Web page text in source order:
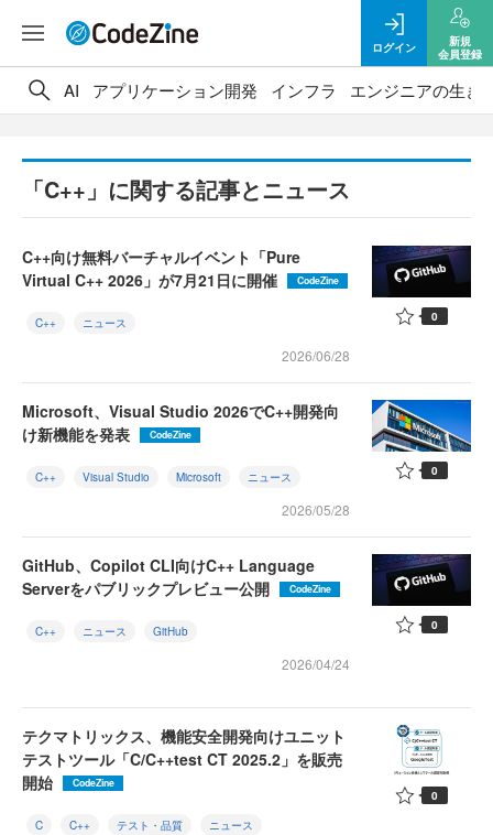
ログイン
新規
会員登録
AI アプリケーション開発 インフラ エンジニアの生き
「C++」に関する記事とニュース
C++向け無料バーチャルイベント「Pure
Virtual C++ 2026」が7月21日に開催
CodeZine
C++ ニュース
2026/06/28
0
Microsoft、Visual Studio 2026でC++開発向
け新機能を発表
CodeZine
C++ Visual Studio Microsoft ニュース
2026/05/28
0
GitHub、Copilot CLI向けC++ Language
Serverをパブリックプレビュー公開
CodeZine
C++ ニュース GitHub
2026/04/24
0
テクマトリックス、機能安全開発向けユニット
テストツール「C/C++test CT 2025.2」を販売
開始
CodeZine
C C++ テスト・品質 ニュース
0